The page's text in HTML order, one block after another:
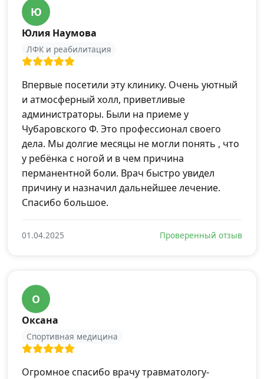
Ю
Юлия Наумова
ЛФК и реабилитация
Впервые посетили эту клинику. Очень уютный
и атмосферный холл, приветливые
администраторы. Были на приеме у
Чубаровского Ф. Это профессионал своего
дела. Мы долгие месяцы не могли понять , что
у ребёнка с ногой и в чем причина
перманентной боли. Врач быстро увидел
причину и назначил дальнейшее лечение.
Спасибо большое.
01.04.2025 Проверенный отзыв
О
Оксана
Спортивная медицина
Огромное спасибо врачу травматологу-